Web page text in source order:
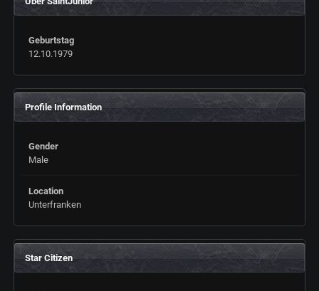
Geburtstag
12.10.1979
Profile Information
Gender
Male
Location
Unterfranken
Star Citizen